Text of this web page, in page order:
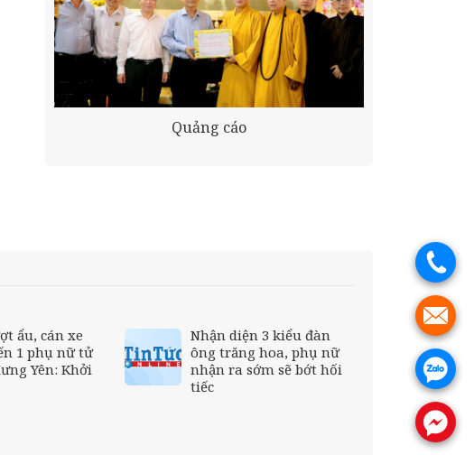
Quảng cáo
ẩu, cán xe
1 phụ nữ tử
Yên: Khởi
Nhận diện 3 kiểu đàn
ông trăng hoa, phụ nữ
nhận ra sớm sẽ bớt hối
tiếc
.
.
.
.